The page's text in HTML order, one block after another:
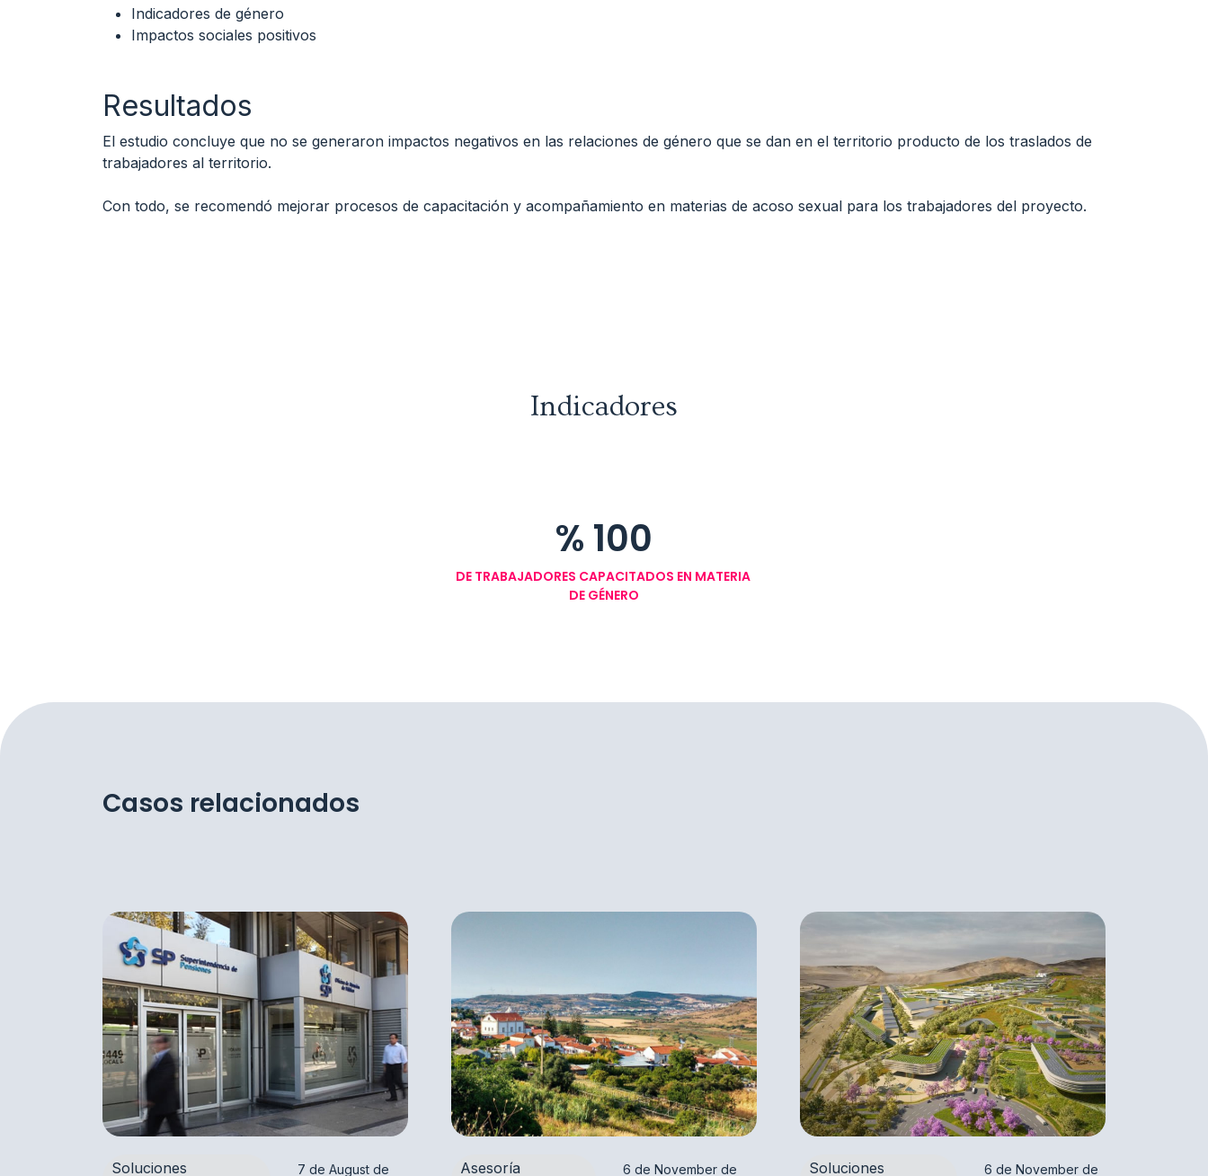
Indicadores de género
Impactos sociales positivos
Resultados
El estudio concluye que no se generaron impactos negativos en las relaciones de género que se dan en el territorio producto de los traslados de
trabajadores al territorio.
Con todo, se recomendó mejorar procesos de capacitación y acompañamiento en materias de acoso sexual para los trabajadores del proyecto.
Indicadores
% 100
DE TRABAJADORES CAPACITADOS EN MATERIA
DE GÉNERO
Casos relacionados
Soluciones 7 de August de Asesoría 6 de November de Soluciones 6 de November de